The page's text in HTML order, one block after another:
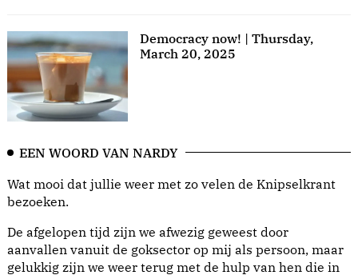
Democracy now! | Thursday,
March 20, 2025
EEN WOORD VAN NARDY
Wat mooi dat jullie weer met zo velen de Knipselkrant
bezoeken.
De afgelopen tijd zijn we afwezig geweest door
aanvallen vanuit de goksector op mij als persoon, maar
gelukkig zijn we weer terug met de hulp van hen die in